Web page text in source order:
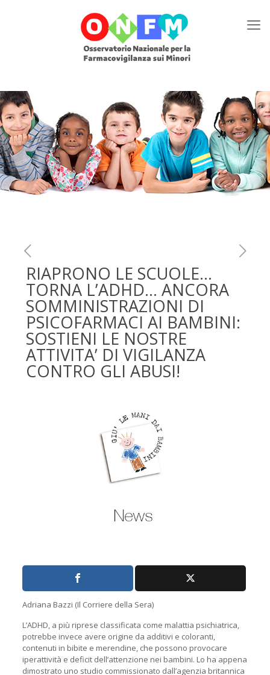
RIAPRONO LE SCUOLE…
TORNA L’ADHD… ANCORA
SOMMINISTRAZIONI DI
PSICOFARMACI AI BAMBINI:
SOSTIENI LE NOSTRE
ATTIVITA’ DI VIGILANZA
CONTRO GLI ABUSI!
Adriana Bazzi (Il Corriere della Sera)
L’ADHD, a più riprese classificata come malattia psichiatrica,
potrebbe invece avere origine da additivi e coloranti,
contenuti in bibite e merendine, che possono provocare
iperattività e deficit dell’attenzione nei bambini. Lo ha appena
dimostrato uno studio commissionato dall’agenzia britannica